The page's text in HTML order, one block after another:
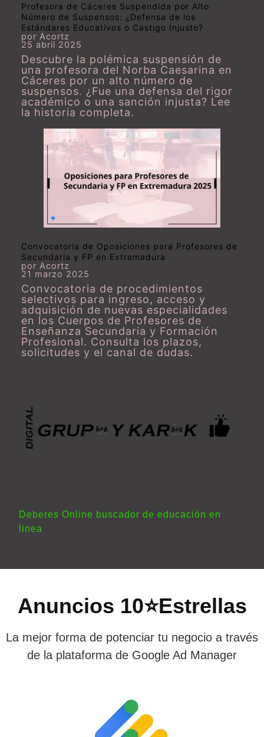
Profesora de Cáceres Suspendida por Alto
Número de Suspensos: ¿Defensa de los
Estándares Educativos o Castigo Injusto?
por Acortz
25 abril 2025
Descubre la polémica suspensión de
una profesora del Norba Caesarina en
Cáceres por un alto número de
suspensos. ¿Fue una defensa del rigor
académico o una sanción injusta? Lee
la historia completa.
Convocatoria de Oposiciones para Profesores de
Secundaria y FP en Extremadura
por Acortz
21 marzo 2025
Convocatoria de procedimientos
selectivos para ingreso, acceso y
adquisición de nuevas especialidades
en los Cuerpos de Profesores de
Enseñanza Secundaria y Formación
Profesional. Consulta los plazos,
solicitudes y el canal de dudas.
Deberes Online buscador de educación en
linea
Anuncios 10⭐Estrellas
La mejor forma de potenciar tu negocio a través
de la plataforma de Google Ad Manager